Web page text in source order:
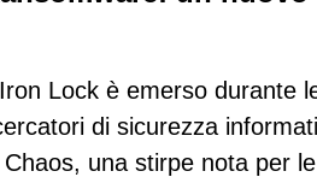
Lock è emerso durante
di sicurezza
una stirpe nota per